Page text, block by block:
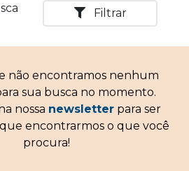
Filtrar
não encontramos nenhum
sua busca no momento.
nossa newsletterpara ser
que encontrarmos o que você
procura!